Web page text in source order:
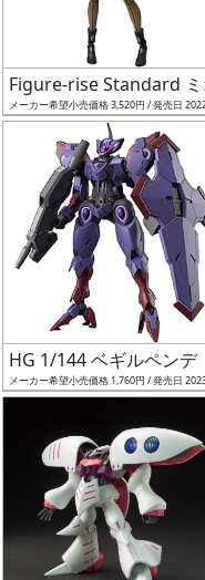
売
切
開
始
抽
選
中
Figure-rise Standard
メーカー希望小売価格 3,520円 / 発売日
HG 1/144 ベギルペンデ
メーカー希望小売価格 1,760円 / 発売日